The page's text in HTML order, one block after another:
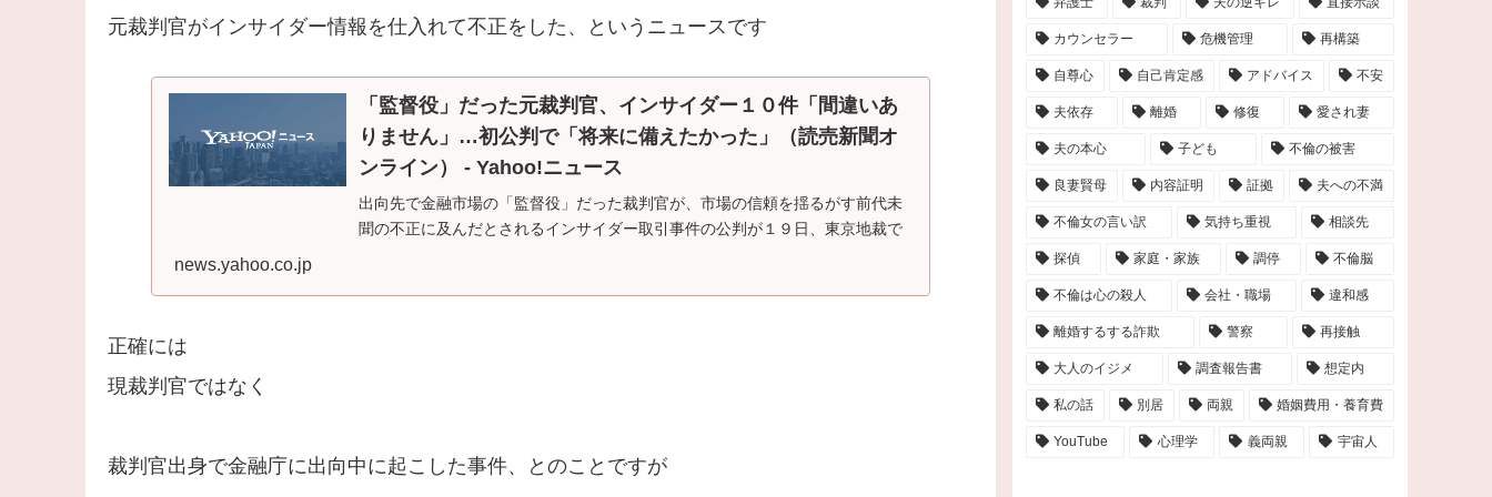
元裁判官がインサイダー情報を仕入れて不正をした、というニュースです
「監督役」だった元裁判官、インサイダー１０件「間違いあ
りません」…初公判で「将来に備えたかった」（読売新聞オ
ンライン） - Yahoo!ニュース
出向先で金融市場の「監督役」だった裁判官が、市場の信頼を揺るがす前代未
聞の不正に及んだとされるインサイダー取引事件の公判が１９日、東京地裁で
news.yahoo.co.jp
正確には
現裁判官ではなく
裁判官出身で金融庁に出向中に起こした事件、とのことですが
カウンセラー 危機管理 再構築
自尊心 自己肯定感 アドバイス 不安
夫依存 離婚 修復 愛され妻
夫の本心 子ども 不倫の被害
良妻賢母 内容証明 証拠 夫への不満
不倫女の言い訳 気持ち重視 相談先
探偵 家庭・家族 調停 不倫脳
不倫は心の殺人 会社・職場 違和感
離婚するする詐欺 警察 再接触
大人のイジメ 調査報告書 想定内
私の話 別居 両親 婚姻費用・養育費
YouTube 心理学 義両親 宇宙人